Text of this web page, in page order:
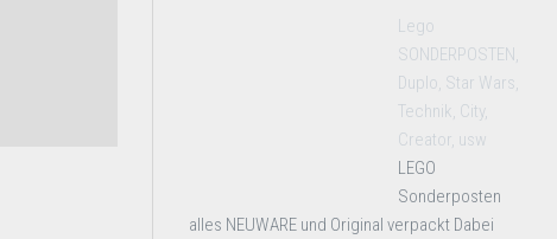
Lego
SONDERPOSTEN,
Duplo, Star Wars,
Technik, City,
Creator, usw
LEGO
Sonderposten
alles NEUWARE und Original verpackt Dabei